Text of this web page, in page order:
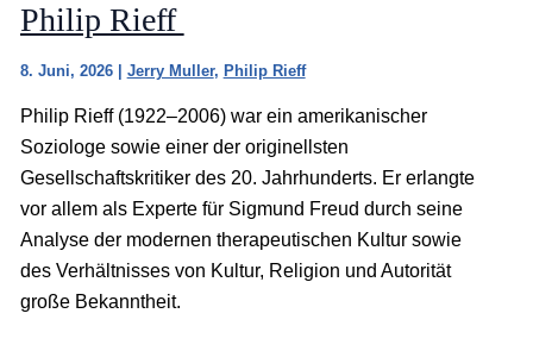
Philip Rieff
8. Juni, 2026 | Jerry Muller, Philip Rieff
Philip Rieff (1922–2006) war ein amerikanischer
Soziologe sowie einer der originellsten
Gesellschaftskritiker des 20. Jahrhunderts. Er erlangte
vor allem als Experte für Sigmund Freud durch seine
Analyse der modernen therapeutischen Kultur sowie
des Verhältnisses von Kultur, Religion und Autorität
große Bekanntheit.